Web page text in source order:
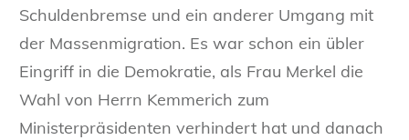
Schuldenbremse und ein anderer Umgang mit
der Massenmigration. Es war schon ein übler
Eingriff in die Demokratie, als Frau Merkel die
Wahl von Herrn Kemmerich zum
Ministerpräsidenten verhindert hat und danach